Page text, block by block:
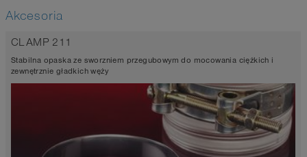
Akcesoria
CLAMP 211
Stabilna opaska ze sworzniem przegubowym do mocowania ciężkich i
zewnętrznie gładkich węży